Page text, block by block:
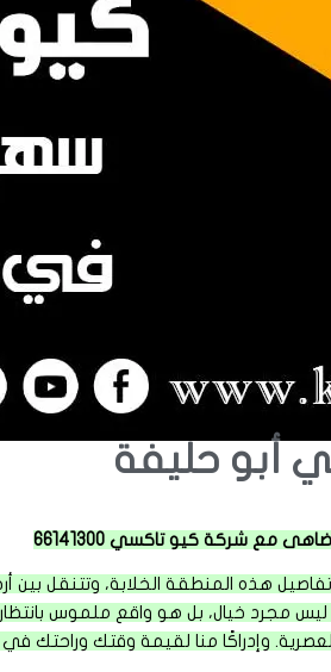
أبو حليفة
مع شركة كيو تاكسي 66141300
هذه المنطقة الخلابة، وتتنقل بين
مجرد خيال، بل هو واقع ملموس
وإدراكًا منا لقيمة وقتك وراحتك